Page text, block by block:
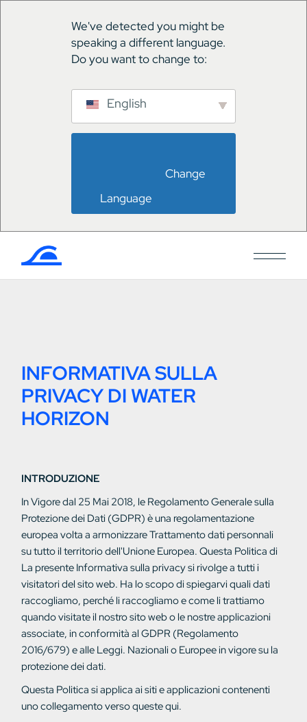
We've detected you might be
speaking a different language.
Do you want to change to:
English
Language
INFORMATIVA SULLA
PRIVACY DI WATER
HORIZON
INTRODUZIONE
InVigoredal 25 Mai 2018, le Regolamento Generale sulla
Protezione dei Dati (GDPR) è una regolamentazione
europea volta aarmonizzareTrattamentodati personnali
sututto il territorio dell'Unione Europea.Questa Politica di
La presente Informativa sulla privacy si rivolge a tutti i
visitatori del sito web. Ha lo scopo di spiegarvi quali dati
raccogliamo, perché li raccogliamo e come li trattiamo
quando visitate il nostro sito web o le nostre applicazioni
associate, in conformità al GDPR (Regolamento
2016/679) e alle Leggi. Nazionali o Europeein vigore su la
protezione dei dati.
Questa Politicasi applica ai siti eapplicazioni contenenti
unocollegamentoversoqueste qui.